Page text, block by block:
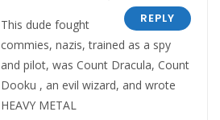
REPLY
This dude fought
commies, nazis, trained as a spy
and pilot, was Count Dracula, Count
Dooku , an evil wizard, and wrote
HEAVY METAL